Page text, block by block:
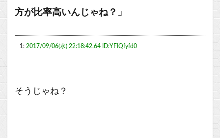
方が比率高いんじゃね？」
1: 2017/09/06(水) 22:18:42.64 ID:YFIQfyfd0
そうじゃね？